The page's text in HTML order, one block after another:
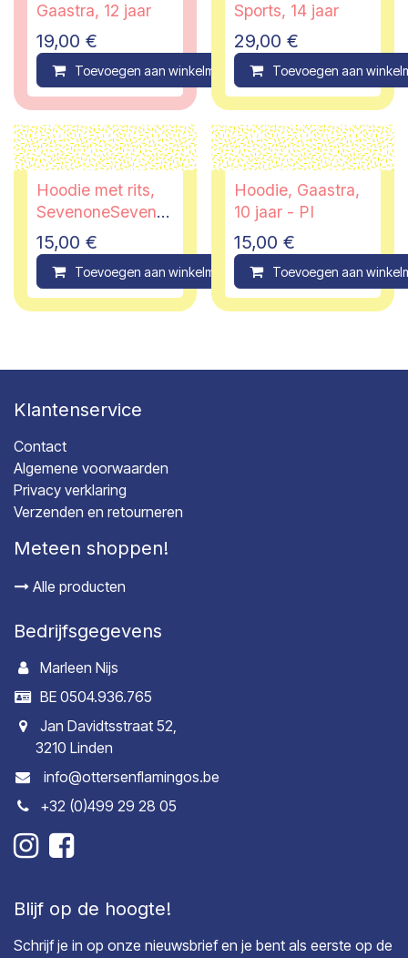
Gaastra, 12 jaar
19,00 €
Toevoegen aan winkelmandje Compare
Sports, 14 jaar
29,00 €
Toevoegen aan
Hoodie met rits,
SevenoneSeven,
13/14 jaar
15,00 €
Toevoegen aan winkelmandje Compare
Hoodie, Gaastra,
10 jaar - PI
15,00 €
Toevoegen aan
Klantenservice
Contact
Algemene voorwaarden
Privacy verklaring
Verzenden en retourneren
Meteen shoppen!
Alle producten
Bedrijfsgegevens
Marleen Nijs
BE 0504.936.765
Jan Davidtsstraat 52,
3210 Linden
info@ottersenflamingos.be
+32 (0)499 29 28 05
Blijf op de hoogte!
Schrijf je in op onze nieuwsbrief en je bent als eerste op de